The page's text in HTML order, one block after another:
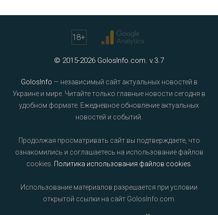
18+
© 2015-2026 GolosInfo.com. v.3.7
GolosInfo — независимый сайт актуальных новостей в
Украине и мире. Читайте только главные новости сегодня в
удобном формате. Ежедневное обновление актуальных
новостей и событий.
Продолжая просматривать сайт вы подтверждаете, что
ознакомились и соглашаетесь на использование файлов
cookies. Политика использования файлов cookies
Использование материалов разрешается при условии
открытой ссылки на сайт GolosInfo.com.